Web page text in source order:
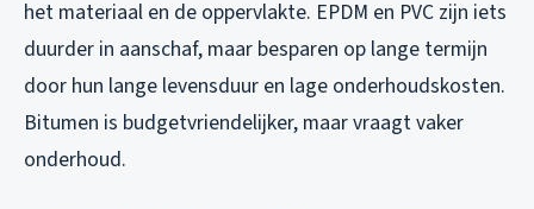
het materiaal en de oppervlakte. EPDM en PVC zijn iets
duurder in aanschaf, maar besparen op lange termijn
door hun lange levensduur en lage onderhoudskosten.
Bitumen is budgetvriendelijker, maar vraagt vaker
onderhoud.